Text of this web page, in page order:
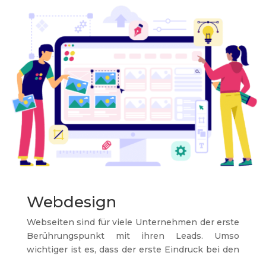
Webdesign
Webseiten sind für viele Unternehmen der erste
Berührungspunkt mit ihren Leads. Umso
wichtiger ist es, dass der erste Eindruck bei den